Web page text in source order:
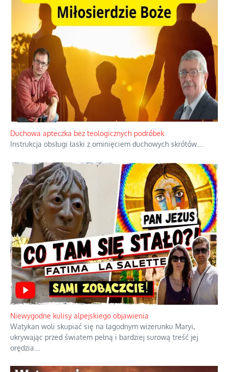
Duchowa apteczka bez teologicznych podróbek
Instrukcja obsługi łaski z ominięciem duchowych skrótów.
Niewygodne kulisy alpejskiego objawienia
Watykan woli skupiać się na łagodnym wizerunku Maryi,
ukrywając przed światem pełną i bardziej surową treść jej
orędzia.